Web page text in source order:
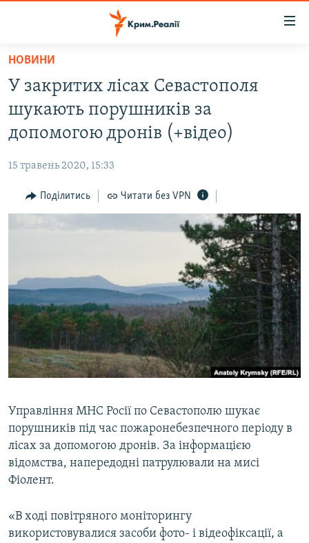
Перейти
основного
матеріалу
Перейти
до
основної
навігації
Перейти
до
ВОДА.КРИМ
ВІДЕО ТА ФОТО
БЛОГИ
ПОГЛЯД
СПЕЦПРОЕКТИ
ДЕПОРТАЦІЯ
ВІДЕОУРОКИ «ELIFBE»
СВІДЧЕННЯ ОКУПАЦІЇ
УКРАЇНСЬКА ПРОБЛЕМА КРИМУ
ЯК ОБІЙТИ БЛОКУВАННЯ
Русский
Qırımtatar
Усі сайти RFE/RL
НОВИНИ
У закритих лісах Севастополя
шукають порушників за
допомогою дронів (+відео)
15 травень 2020, 15:33
Поділитись Читати без VPN
Управління МНС Росії по Севастополю шукає
порушників під час пожаронебезпечного періоду в
лісах за допомогою дронів. За інформацією
відомства, напередодні патрулювали на мисі
Фіолент.
«В ході повітряного моніторингу
використовувалися засоби фото- і відеофіксації, а